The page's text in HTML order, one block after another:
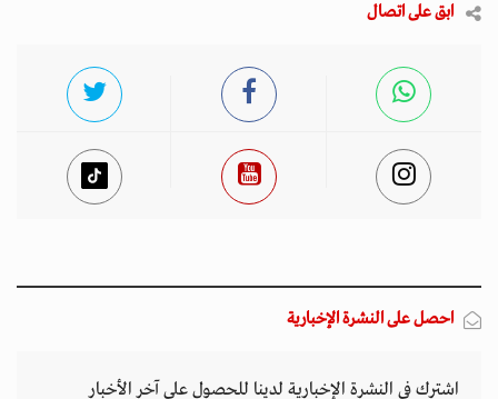
ابق على اتصال
احصل على النشرة الإخبارية
اشترك في النشرة الإخبارية لدينا للحصول على آخر الأخبار